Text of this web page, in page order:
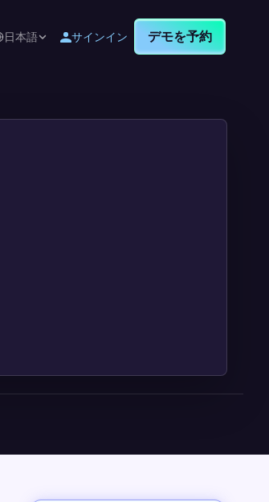
日本語 サインイン デモを予約